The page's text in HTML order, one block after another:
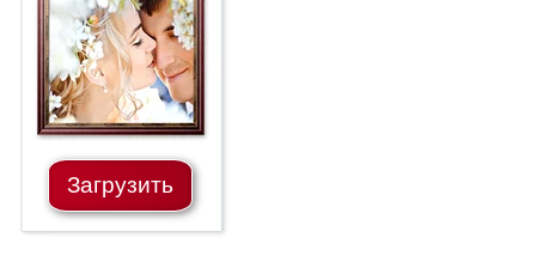
Загрузить